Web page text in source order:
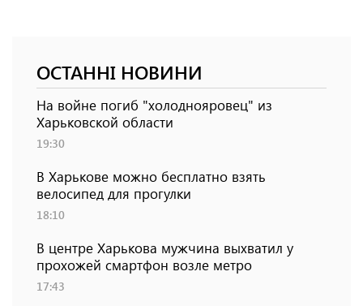
ОСТАННІ НОВИНИ
На войне погиб "холоднояровец" из
Харьковской области
19:30
В Харькове можно бесплатно взять
велосипед для прогулки
18:10
В центре Харькова мужчина выхватил у
прохожей смартфон возле метро
17:43